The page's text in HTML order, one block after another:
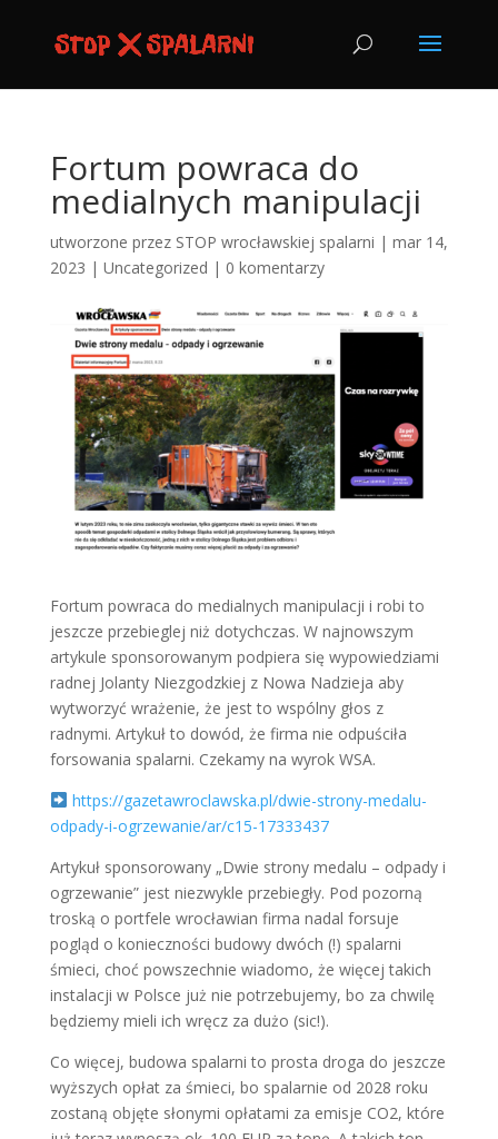
Fortum powraca do
medialnych manipulacji
utworzone przez STOP wrocławskiej spalarni | mar 14,
2023 | Uncategorized | 0 komentarzy
Fortum powraca do medialnych manipulacji i robi to
jeszcze przebieglej niż dotychczas. W najnowszym
artykule sponsorowanym podpiera się wypowiedziami
radnej Jolanty Niezgodzkiej z Nowa Nadzieja aby
wytworzyć wrażenie, że jest to wspólny głos z
radnymi. Artykuł to dowód, że firma nie odpuściła
forsowania spalarni. Czekamy na wyrok WSA.
https://gazetawroclawska.pl/dwie-strony-medalu-
odpady-i-ogrzewanie/ar/c15-17333437
Artykuł sponsorowany „Dwie strony medalu – odpady i
ogrzewanie” jest niezwykle przebiegły. Pod pozorną
troską o portfele wrocławian firma nadal forsuje
pogląd o konieczności budowy dwóch (!) spalarni
śmieci, choć powszechnie wiadomo, że więcej takich
instalacji w Polsce już nie potrzebujemy, bo za chwilę
będziemy mieli ich wręcz za dużo (sic!).
Co więcej, budowa spalarni to prosta droga do jeszcze
wyższych opłat za śmieci, bo spalarnie od 2028 roku
zostaną objęte słonymi opłatami za emisje CO2, które